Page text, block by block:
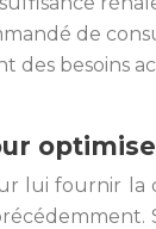
de
des besoins
lui fournir